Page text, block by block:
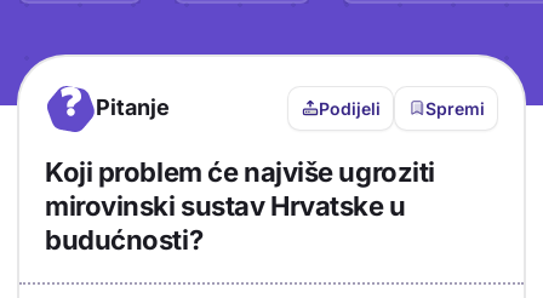
? Pitanje Podijeli Spremi
Koji problem će najviše ugroziti
mirovinski sustav Hrvatske u
budućnosti?